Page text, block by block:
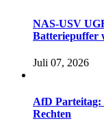
NAS-USV
Batteriepuffer
Juli 07, 2026
AfD Parteitag:
Rechten